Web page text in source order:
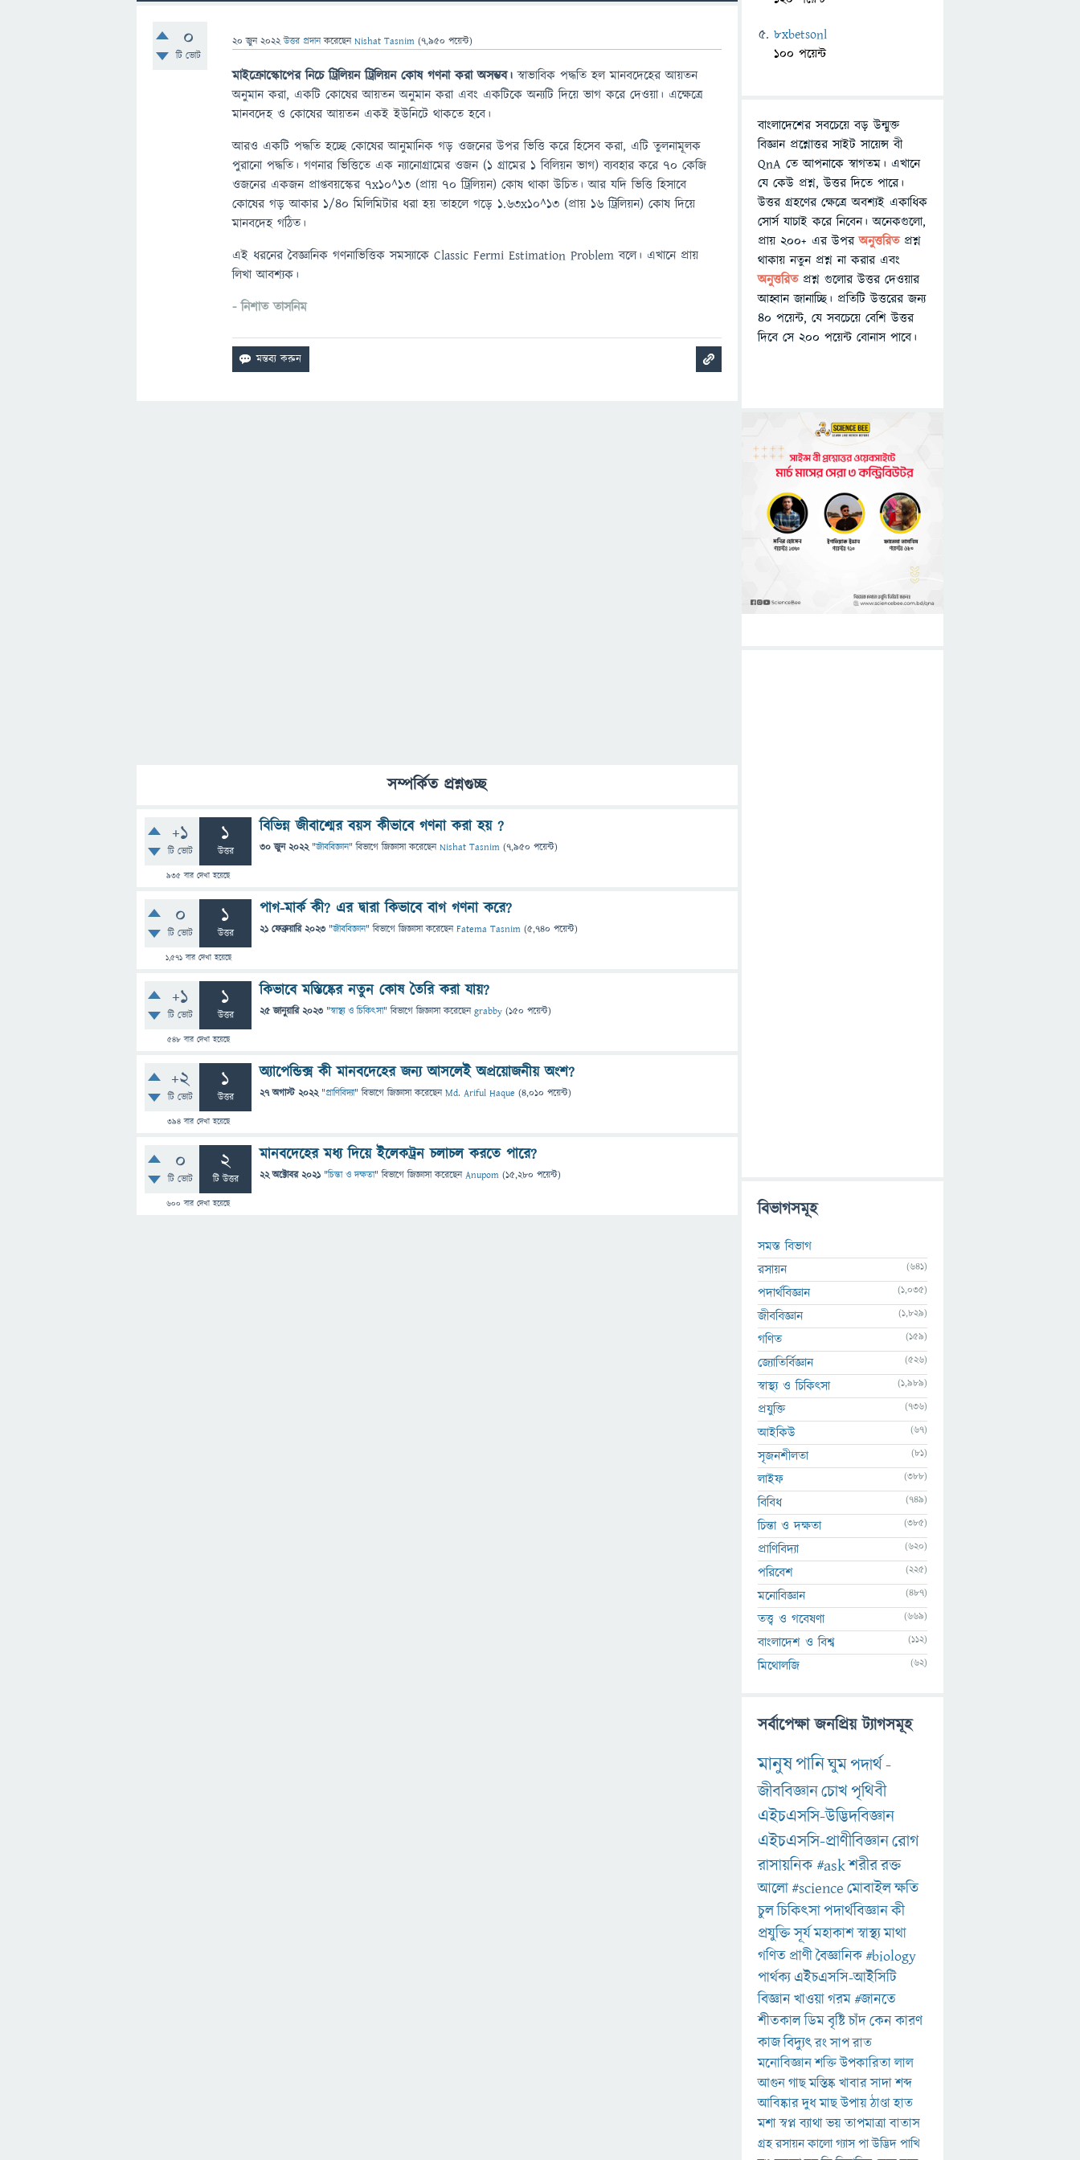
0
টি ভোট
20 জুন 2022 উত্তর প্রদান করেছেনNishat Tasnim (7,950 পয়েন্ট)
মাইক্রোস্কোপের নিচে ট্রিলিয়ন ট্রিলিয়ন কোষ গণনা করা অসম্ভব।স্বাভাবিক পদ্ধতি হল মানবদেহের আয়তন
অনুমান করা, একটি কোষের আয়তন অনুমান করা এবং একটিকে অন্যটি দিয়ে ভাগ করে দেওয়া। এক্ষেত্রে
মানবদেহ ও কোষের আয়তন একই ইউনিটে থাকতে হবে।
আরও একটি পদ্ধতি হচ্ছে কোষের আনুমানিক গড় ওজনের উপর ভিত্তি করে হিসেব করা, এটি তুলনামূলক
পুরানো পদ্ধতি। গণনার ভিত্তিতে এক ন্যানোগ্রামের ওজন (১ গ্রামের ১ বিলিয়ন ভাগ) ব্যবহার করে ৭০ কেজি
ওজনের একজন প্রাপ্তবয়স্কের ৭x১০^১৩ (প্রায় ৭০ ট্রিলিয়ন) কোষ থাকা উচিত। আর যদি ভিত্তি হিসাবে
কোষের গড় আকার ১/৪০ মিলিমিটার ধরা হয় তাহলে গড়ে ১.৬৩x১০^১৩ (প্রায় ১৬ ট্রিলিয়ন) কোষ দিয়ে
মানবদেহ গঠিত।
এই ধরনের বৈজ্ঞানিক গণনাভিত্তিক সমস্যাকে Classic Fermi Estimation Problem বলে। এখানে প্রায়
লিখা আবশ্যক।
- নিশাত তাসনিম
সম্পর্কিত প্রশ্নগুচ্ছ
+1
টি ভোট
1
উত্তর
935 বার দেখা হয়েছে
বিভিন্ন জীবাশ্মের বয়স কীভাবে গণনা করা হয় ?
30 জুন 2022 "জীববিজ্ঞান" বিভাগে জিজ্ঞাসাকরেছেনNishat Tasnim (7,950 পয়েন্ট)
0
টি ভোট
1
উত্তর
1,571বার দেখা হয়েছে
পাগ-মার্ক কী? এর দ্বারা কিভাবে বাগ গণনা করে?
21 ফেব্রুয়ারি 2023 "জীববিজ্ঞান" বিভাগে জিজ্ঞাসাকরেছেনFatema Tasnim (5,740 পয়েন্ট)
+1
টি ভোট
1
উত্তর
548বার দেখা হয়েছে
কিভাবে মস্তিষ্কের নতুন কোষ তৈরি করা যায়?
25 জানুয়ারি 2023 "স্বাস্থ্য ও চিকিৎসা" বিভাগে জিজ্ঞাসাকরেছেনgrabby (150 পয়েন্ট)
+2
টি ভোট
1
উত্তর
394বার দেখা হয়েছে
অ্যাপেন্ডিক্স কী মানবদেহের জন্য আসলেই অপ্রয়োজনীয় অংশ?
27 অগাস্ট 2022 "প্রাণিবিদ্যা" বিভাগে জিজ্ঞাসাকরেছেনMd. Ariful Haque (4,010 পয়েন্ট)
0
টি ভোট
2
টি উত্তর
600 বার দেখা হয়েছে
মানবদেহের মধ্য দিয়ে ইলেকট্রন চলাচল করতে পারে?
22 অক্টোবর 2021 "চিন্তা ও দক্ষতা" বিভাগে জিজ্ঞাসাকরেছেনAnupom (15,280 পয়েন্ট)
8xbetsonl
100 পয়েন্ট
বাংলাদেশের সবচেয়ে বড় উন্মুক্ত
বিজ্ঞান প্রশ্নোত্তর সাইট সায়েন্স বী
QnA তে আপনাকে স্বাগতম। এখানে
যে কেউ প্রশ্ন, উত্তর দিতে পারে।
উত্তর গ্রহণের ক্ষেত্রে অবশ্যই একাধিক
সোর্স যাচাই করে নিবেন। অনেকগুলো,
প্রায় ২০০+ এর উপরঅনুত্তরিতপ্রশ্ন
থাকায় নতুন প্রশ্ন না করার এবং
অনুত্তরিত প্রশ্ন গুলোর উত্তর দেওয়ার
আহ্বান জানাচ্ছি। প্রতিটি উত্তরের জন্য
৪০ পয়েন্ট, যে সবচেয়ে বেশি উত্তর
দিবে সে ২০০ পয়েন্ট বোনাস পাবে।
বিভাগসমূহ
সমস্ত বিভাগ
রসায়ন
(641)
পদার্থবিজ্ঞান (1,035)
জীববিজ্ঞান (1,829)
গণিত (159)
জ্যোতির্বিজ্ঞান (526)
স্বাস্থ্য ও চিকিৎসা (1,989)
প্রযুক্তি (736)
আইকিউ (67)
সৃজনশীলতা (81)
লাইফ (388)
বিবিধ (749)
চিন্তা ও দক্ষতা (385)
প্রাণিবিদ্যা (620)
পরিবেশ (225)
মনোবিজ্ঞান (487)
তত্ত্ব ও গবেষণা (669)
বাংলাদেশ ও বিশ্ব (112)
মিথোলজি (62)
সর্বাপেক্ষা জনপ্রিয় ট্যাগসমূহ
মানুষপানিঘুমপদার্থ-
জীববিজ্ঞানচোখপৃথিবী
এইচএসসি-উদ্ভিদবিজ্ঞান
এইচএসসি-প্রাণীবিজ্ঞানরোগ
রাসায়নিক#askশরীররক্ত
আলো#scienceমোবাইলক্ষতি
চুলচিকিৎসাপদার্থবিজ্ঞানকী
প্রযুক্তিসূর্যমহাকাশস্বাস্থ্যমাথা
গণিত প্রাণীবৈজ্ঞানিক#biology
পার্থক্য এইচএসসি-আইসিটি
বিজ্ঞানখাওয়াগরম#জানতে
শীতকালডিমবৃষ্টিচাঁদকেনকারণ
কাজবিদ্যুৎরংসাপরাত
মনোবিজ্ঞানশক্তিউপকারিতালাল
আগুনগাছমস্তিষ্কখাবারসাদাশব্দ
আবিষ্কারদুধমাছউপায়ঠাণ্ডাহাত
মশাস্বপ্নব্যাথাভয়তাপমাত্রাবাতাস
গ্রহরসায়নকালোগ্যাসপাউদ্ভিদপাখি